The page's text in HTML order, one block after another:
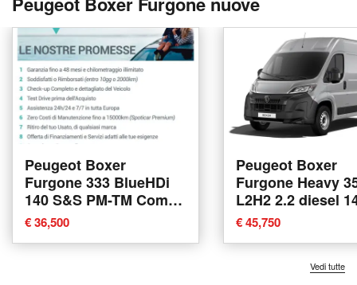
Peugeot Boxer
Furgone 333 BlueHDi
140 S&S PM-TM Combi
Comfort nuova a Massa
€ 36,500
Peugeot Boxer
Furgone Heavy
L2H2 2.2 diesel
S&S nuova a
€ 45,750
Vedi tutte